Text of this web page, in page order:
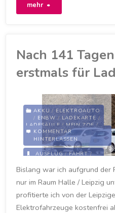
mehr
Nach 141
erstmals für
AKKU / ELEKTROAUTO
/ ENBW / LADEKARTE /
LADESÄULE / MEIN ZOE /
RENAULT /
STROMANBIETER / ZOE
AUSFLUG/FAHRT/
LADESÄULE/
LADESÄULEN
LADEVORGANG/
26. MÄRZ 2021
KOMMENTAR
HINTERLASSEN
Bislang war ich aufgrund der
nur im Raum Halle / Leipzig
profitierte ich von der
Elektrofahrzeuge kostenfrei